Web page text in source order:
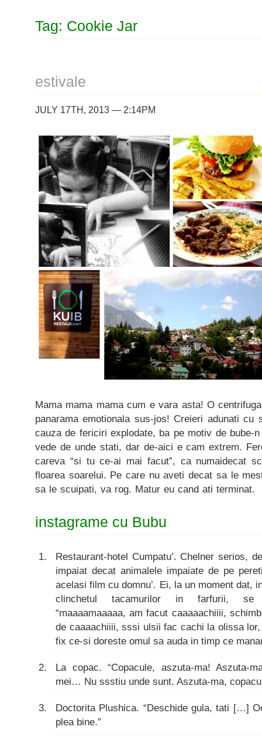
Tag: Cookie Jar
estivale
JULY 17TH, 2013 — 2:14PM
Mama mama mama cum e vara asta! O
panarama emotionala sus-jos! Creieri adunati cu
cauza de fericiri explodate, ba pe motiv de
vede de unde stati, dar de-aici e cam extrem.
careva “si tu ce-ai mai facut”, ca numaidecat
floarea soarelui. Pe care nu aveti decat sa le
sa le scuipati, va rog. Matur eu cand ati terminat.
instagrame cu Bubu
Restaurant-hotel Cumpatu’. Chelner serios,
impaiat decat animalele impaiate de pe
acelasi film cu domnu’. Ei, la un moment dat,
clinchetul tacamurilor in farfurii, se
“maaaamaaaaa, am facut caaaaachiiii,
de caaaachiiii, sssi ulsii fac cachi la olissa
fix ce-si doreste omul sa auda in timp ce
La copac. “Copacule, aszuta-ma! Aszuta-
mei… Nu ssstiu unde sunt. Aszuta-ma,
Doctorita Plushica. “Deschide gula, tati […]
plea bine.”